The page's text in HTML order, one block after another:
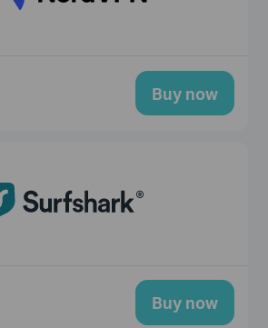
Buy now
Buy now